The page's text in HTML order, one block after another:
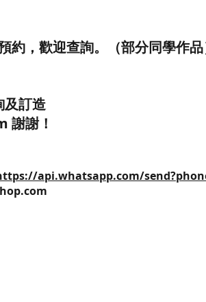
約，歡迎查詢。（部分同學作
及訂造
謝！
api.whatsapp.com/